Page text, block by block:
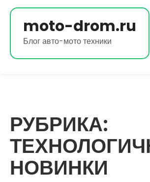
Перейти
содержимомуmoto-drom.ru
Блог авто-мото техники
РУБРИКА:
НОВИНКИ